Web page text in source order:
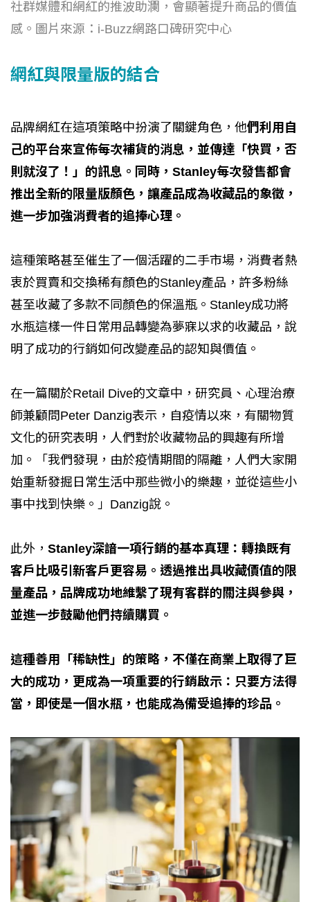
社群媒體和網紅的推波助瀾，會顯著提升商品的價值
感。圖片來源：i-Buzz網路口碑研究中心
網紅與限量版的結合
品牌網紅在這項策略中扮演了關鍵角色，他們利用自
己的平台來宣佈每次補貨的消息，並傳達「快買，否
則就沒了！」的訊息。同時，Stanley每次發售都會
推出全新的限量版顏色，讓產品成為收藏品的象徵，
進一步加強消費者的追捧心理。
這種策略甚至催生了一個活躍的二手市場，消費者熱
衷於買賣和交換稀有顏色的Stanley產品，許多粉絲
甚至收藏了多款不同顏色的保溫瓶。Stanley成功將
水瓶這樣一件日常用品轉變為夢寐以求的收藏品，說
明了成功的行銷如何改變產品的認知與價值。
在一篇關於Retail Dive的文章中，研究員、心理治療
師兼顧問Peter Danzig表示，自疫情以來，有關物質
文化的研究表明，人們對於收藏物品的興趣有所增
加。「我們發現，由於疫情期間的隔離，人們大家開
始重新發掘日常生活中那些微小的樂趣，並從這些小
事中找到快樂。」Danzig說。
此外， Stanley深諳一項行銷的基本真理：轉換既有
客戶比吸引新客戶更容易。透過推出具收藏價值的限
量產品，品牌成功地維繫了現有客群的關注與參與，
並進一步鼓勵他們持續購買。
這種善用「稀缺性」的策略，不僅在商業上取得了巨
大的成功，更成為一項重要的行銷啟示：只要方法得
當，即使是一個水瓶，也能成為備受追捧的珍品。